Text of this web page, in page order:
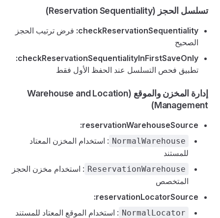
تسلسل الحجز (Reservation Sequentiality)
checkReservationSequentiality: فرض ترتيب الحجز
الصحيح
checkReservationSequentialityInFirstSaveOnly:
تطبيق فحص التسلسل عند الحفظ الأول فقط
إدارة المخزن والموقع (Warehouse and Location
Management)
reservationWarehouseSource:
NormalWarehouse : استخدام المخزن المعتاد
للمستند
ReservationWarehouse : استخدام مخزن الحجز
المتخصص
reservationLocatorSource:
NormalLocator : استخدام الموقع المعتاد للمستند